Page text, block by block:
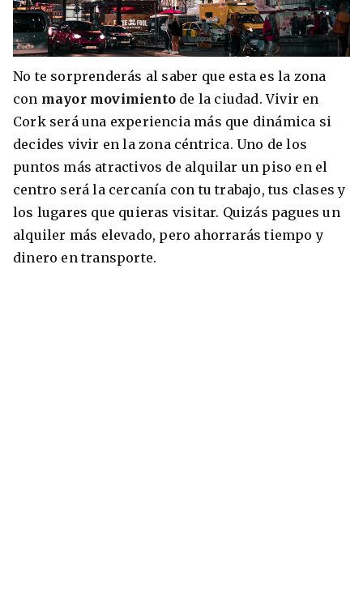
No te sorprenderás al saber que esta es la zona
con mayor movimiento de la ciudad. Vivir en
Cork será una experiencia más que dinámica si
decides vivir en la zona céntrica. Uno de los
puntos más atractivos de alquilar un piso en el
centro será la cercanía con tu trabajo, tus clases y
los lugares que quieras visitar. Quizás pagues un
alquiler más elevado, pero ahorrarás tiempo y
dinero en transporte.